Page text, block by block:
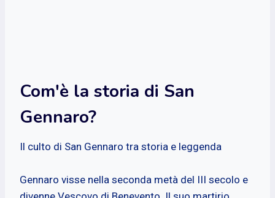
Com'è la storia di San
Gennaro?
Il culto di San Gennaro tra storia e leggenda
Gennaro visse nella seconda metà del III secolo e